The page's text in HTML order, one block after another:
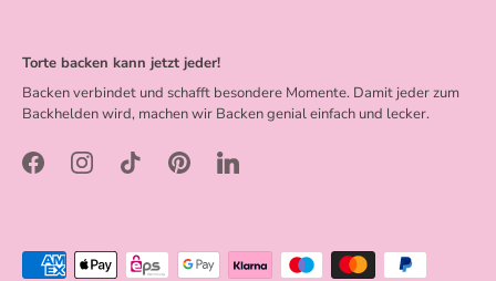
Torte backen kann jetzt jeder!
Backen verbindet und schafft besondere Momente. Damit jeder zum
Backhelden wird, machen wir Backen genial einfach und lecker.